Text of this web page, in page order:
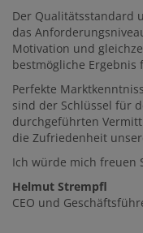
Der Qualitätsstandard
das
Motivation und
bestmögliche
Perfekte
sind der Schlüssel für
durchgeführten
die Zufriedenheit
Ich würde mich freuen
Helmut Strempfl
CEO und